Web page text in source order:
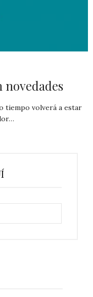
tiempo volverá a estar